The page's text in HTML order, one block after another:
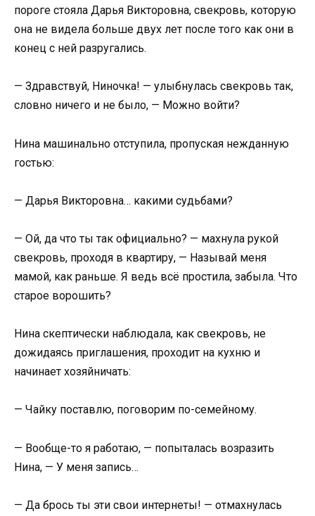
пороге стояла Дарья Викторовна, свекровь, которую
она не видела больше двух лет после того как они в
конец с ней разругались.
— Здравствуй, Ниночка! — улыбнулась свекровь так,
словно ничего и не было, — Можно войти?
Нина машинально отступила, пропуская нежданную
гостью:
— Дарья Викторовна… какими судьбами?
— Ой, да что ты так официально? — махнула рукой
свекровь, проходя в квартиру, — Называй меня
мамой, как раньше. Я ведь всё простила, забыла. Что
старое ворошить?
Нина скептически наблюдала, как свекровь, не
дожидаясь приглашения, проходит на кухню и
начинает хозяйничать:
— Чайку поставлю, поговорим по-семейному.
— Вообще-то я работаю, — попыталась возразить
Нина, — У меня запись…
— Да брось ты эти свои интернеты! — отмахнулась